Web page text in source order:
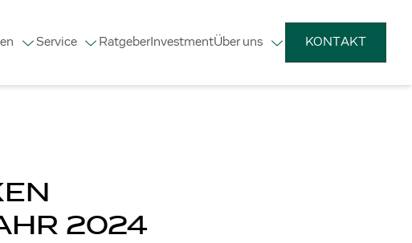
Service RatgeberInvestmentÜber uns KONTAKT
2024